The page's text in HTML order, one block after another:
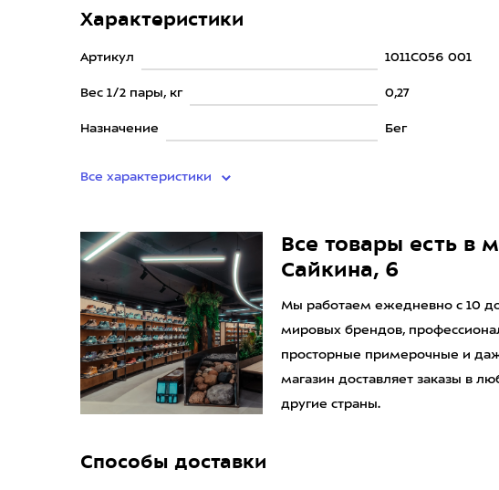
Характеристики
Артикул 1011C056 001
Вес 1/2 пары, кг 0,27
Назначение Бег
Все характеристики
Все товары есть в
Сайкина, 6
Мы работаем ежедневно с 10
мировых брендов,
просторные примерочные и
магазин доставляет заказы в
другие страны.
Способы доставки